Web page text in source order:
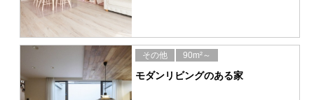
その他 90m²～
モダンリビングのある家